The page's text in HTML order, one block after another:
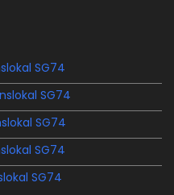
SG74
SG74
SG74
SG74
SG74